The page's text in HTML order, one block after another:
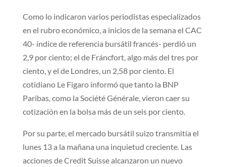
Como lo indicaron varios periodistas especializados
en el rubro económico, a inicios de la semana el CAC
40- índice de referencia bursátil francés- perdió un
2,9 por ciento; el de Fráncfort, algo más del tres por
ciento, y el de Londres, un 2,58 por ciento. El
cotidiano Le Figaro informó que tanto la BNP
Paribas, como la Société Générale, vieron caer su
cotización en la bolsa más de un seis por ciento.
Por su parte, el mercado bursátil suizo transmitía el
lunes 13 a la mañana una inquietud creciente. Las
acciones de Credit Suisse alcanzaron un nuevo